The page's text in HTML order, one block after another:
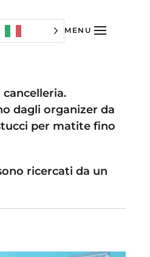
MENU
dagli organizer da
per matite fino
ricercati da un